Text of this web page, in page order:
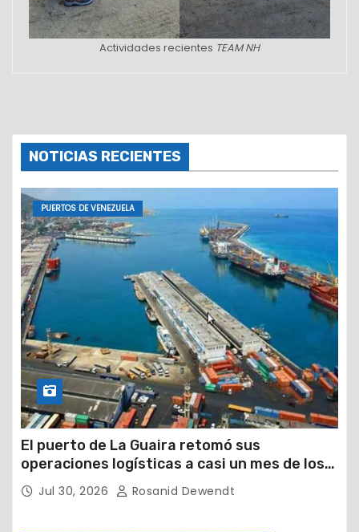
Actividades recientes TEAM NH
NOTICIAS RECIENTES
PUERTOS DE VENEZUELA
El puerto de La Guaira retomó sus
operaciones logísticas a casi un mes de los
devastadores terremotos
Jul 30, 2026 Rosanid Dewendt